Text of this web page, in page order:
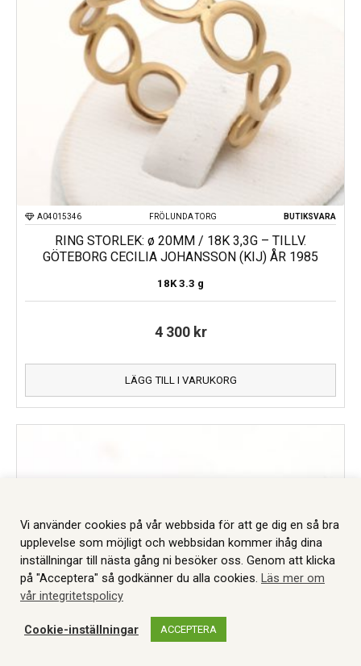
FRÖLUNDA TORG
A04015346 BUTIKSVARA
RING STORLEK: ø 20MM / 18K 3,3G – TILLV.
GÖTEBORG CECILIA JOHANSSON (KIJ) ÅR 1985
18K 3.3 g
4 300 kr
LÄGG TILL I VARUKORG
Vi använder cookies på vår webbsida för att ge dig en så bra
upplevelse som möjligt och webbsidan kommer ihåg dina
inställningar till nästa gång ni besöker oss. Genom att klicka
på "Acceptera" så godkänner du alla cookies. Läs mer om
vår integritetspolicy
Cookie-inställningar ACCEPTERA